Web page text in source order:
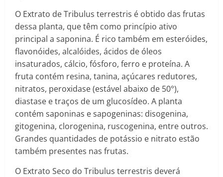
O Extrato de Tribulus terrestris é obtido das frutas
dessa planta, que têm como princípio ativo
principal a saponina. É rico também em esteróides,
flavonóides, alcalóides, ácidos de óleos
insaturados, cálcio, fósforo, ferro e proteína. A
fruta contém resina, tanina, açúcares redutores,
nitratos, peroxidase (estável abaixo de 50°),
diastase e traços de um glucosídeo. A planta
contém saponinas e sapogeninas: disogenina,
gitogenina, clorogenina, ruscogenina, entre outros.
Grandes quantidades de potássio e nitrato estão
também presentes nas frutas.
O Extrato Seco do Tribulus terrestris deverá